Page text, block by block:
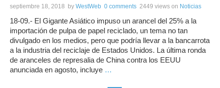
septiembre 18, 2018 by WestWeb 0 comments 2449 views on Noticias
18-09.- El Gigante Asiático impuso un arancel del 25% a la
importación de pulpa de papel reciclado, un tema no tan
divulgado en los medios, pero que podría llevar a la bancarrota
a la industria del reciclaje de Estados Unidos. La última ronda
de aranceles de represalia de China contra los EEUU
anunciada en agosto, incluye …